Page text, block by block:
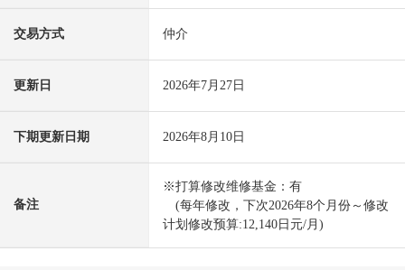
交易方式 仲介
更新日 2026年7月27日
下期更新日期 2026年8月10日
备注
※打算修改维修基金：有
(每年修改，下次2026年8个月份～修改
计划修改预算:12,140日元/月)